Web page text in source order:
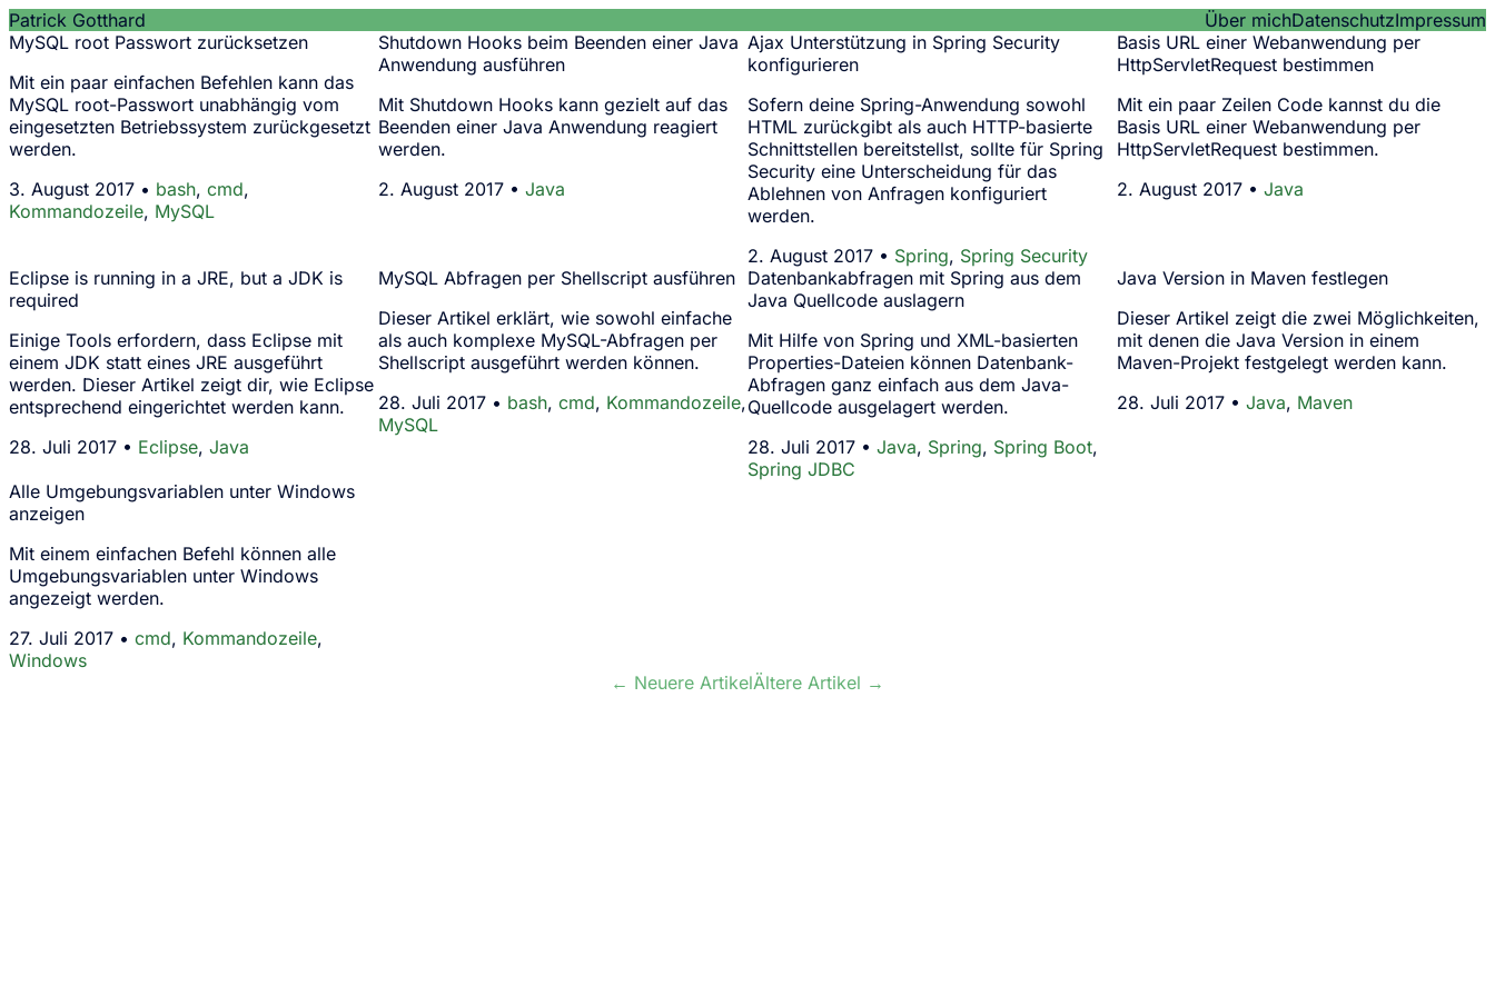
Patrick Gotthard Über michDatenschutzImpressum
MySQL root Passwort zurücksetzen
Mit ein paar einfachen Befehlen kann das
MySQL root-Passwort unabhängig vom
eingesetzten Betriebssystem zurückgesetzt
werden.
3. August 2017 • bash, cmd,
Kommandozeile, MySQL
Shutdown Hooks beim Beenden einer Java
Anwendung ausführen
Mit Shutdown Hooks kann gezielt auf das
Beenden einer Java Anwendung reagiert
werden.
2. August 2017 • Java
Ajax Unterstützung in Spring Security
konfigurieren
Sofern deine Spring-Anwendung sowohl
HTML zurückgibt als auch HTTP-basierte
Schnittstellen bereitstellst, sollte für Spring
Security eine Unterscheidung für das
Ablehnen von Anfragen konfiguriert
werden.
2. August 2017 • Spring, Spring Security
Basis URL einer Webanwendung per
HttpServletRequest bestimmen
Mit ein paar Zeilen Code kannst du die
Basis URL einer Webanwendung per
HttpServletRequest bestimmen.
2. August 2017 • Java
Eclipse is running in a JRE, but a JDK is
required
Einige Tools erfordern, dass Eclipse mit
einem JDK statt eines JRE ausgeführt
werden. Dieser Artikel zeigt dir, wie Eclipse
entsprechend eingerichtet werden kann.
28. Juli 2017 • Eclipse, Java
MySQL Abfragen per Shellscript ausführen
Dieser Artikel erklärt, wie sowohl einfache
als auch komplexe MySQL-Abfragen per
Shellscript ausgeführt werden können.
28. Juli 2017 • bash, cmd, Kommandozeile,
MySQL
Datenbankabfragen mit Spring aus dem
Java Quellcode auslagern
Mit Hilfe von Spring und XML-basierten
Properties-Dateien können Datenbank-
Abfragen ganz einfach aus dem Java-
Quellcode ausgelagert werden.
28. Juli 2017 • Java, Spring, Spring Boot,
Spring JDBC
Java Version in Maven festlegen
Dieser Artikel zeigt die zwei Möglichkeiten,
mit denen die Java Version in einem
Maven-Projekt festgelegt werden kann.
28. Juli 2017 • Java, Maven
Alle Umgebungsvariablen unter Windows
anzeigen
Mit einem einfachen Befehl können alle
Umgebungsvariablen unter Windows
angezeigt werden.
27. Juli 2017 • cmd, Kommandozeile,
Windows
← Neuere ArtikelÄltere Artikel →